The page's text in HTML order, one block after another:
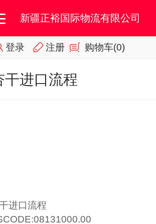
新疆正裕国际物流有限公司
页 我的订单 会员专区
登录 注册 购物车(0)
干进口流程
进口流程